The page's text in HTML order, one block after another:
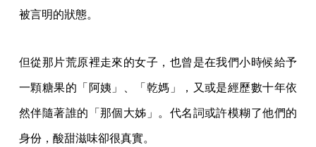
被言明的狀態。
但從那片荒原裡走來的女子，也曾是在我們小時候給予
一顆糖果的「阿姨」、「乾媽」，又或是經歷數十年依
然伴隨著誰的「那個大姊」。代名詞或許模糊了他們的
身份，酸甜滋味卻很真實。